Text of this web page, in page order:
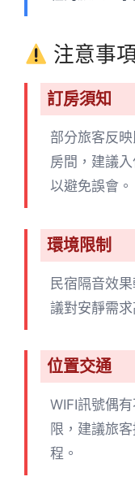
注意事
訂房須知
部分旅客反
房間，建議
以避免誤會。
環境限制
民宿隔音效
議對安靜需
位置交通
WIFI訊號偶
限，建議旅
程。